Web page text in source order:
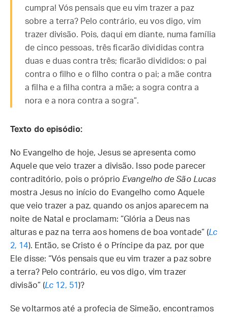
cumpra! Vós pensais que eu vim trazer a paz
sobre a terra? Pelo contrário, eu vos digo, vim
trazer divisão. Pois, daqui em diante, numa família
de cinco pessoas, três ficarão divididas contra
duas e duas contra três; ficarão divididos: o pai
contra o filho e o filho contra o pai; a mãe contra
a filha e a filha contra a mãe; a sogra contra a
nora e a nora contra a sogra”.
Texto do episódio:
No Evangelho de hoje, Jesus se apresenta como
Aquele que veio trazer a divisão. Isso pode parecer
contraditório, pois o próprio Evangelho de São Lucas
mostra Jesus no início do Evangelho como Aquele
que veio trazer a paz, quando os anjos aparecem na
noite de Natal e proclamam: “Glória a Deus nas
alturas e paz na terra aos homens de boa vontade” (Lc
2, 14). Então, se Cristo é o Príncipe da paz, por que
Ele disse: “Vós pensais que eu vim trazer a paz sobre
a terra? Pelo contrário, eu vos digo, vim trazer
divisão” (Lc 12, 51 )?
Se voltarmos até a profecia de Simeão, encontramos